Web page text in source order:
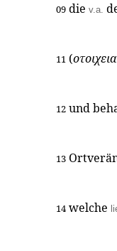
09 die v.a.
11 (οτοιχεια
12 und
13
14 welche